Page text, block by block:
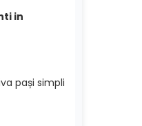
in
pași simpli